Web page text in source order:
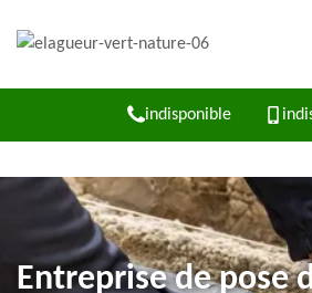
indisponible
Entreprise de pose